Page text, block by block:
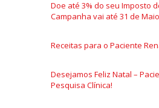
Doe até 3% do seu Imposto
Campanha vai até 31 de
Receitas para o Paciente
Desejamos Feliz Natal –
Pesquisa Clínica!